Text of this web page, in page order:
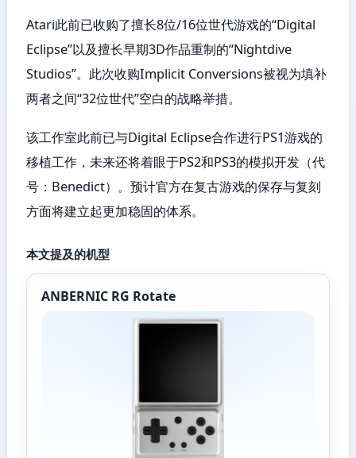
Atari此前已收购了擅长8位/16位世代游戏的“Digital
Eclipse”以及擅长早期3D作品重制的“Nightdive
Studios”。此次收购Implicit Conversions被视为填补
两者之间“32位世代”空白的战略举措。
该工作室此前已与Digital Eclipse合作进行PS1游戏的
移植工作，未来还将着眼于PS2和PS3的模拟开发（代
号：Benedict）。预计官方在复古游戏的保存与复刻
方面将建立起更加稳固的体系。
本文提及的机型
ANBERNIC RG Rotate